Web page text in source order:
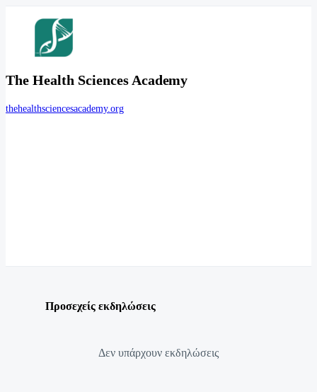
The Health Sciences Academy
thehealthsciencesacademy.org
Προσεχείς εκδηλώσεις
Δεν υπάρχουν εκδηλώσεις